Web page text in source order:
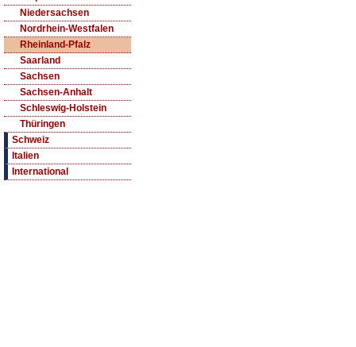
Niedersachsen
Nordrhein-Westfalen
Rheinland-Pfalz
Saarland
Sachsen
Sachsen-Anhalt
Schleswig-Holstein
Thüringen
Schweiz
Italien
International